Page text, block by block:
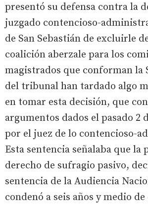
presentó su defensa contra la
juzgado contencioso-
de San Sebastián de excluirle
coalición aberzale para los
magistrados que conforman la
del tribunal han tardado algo
en tomar esta decisión, que
argumentos dados el pasado 2
por el juez de lo contencioso-
Esta sentencia señalaba que la
derecho de sufragio pasivo,
sentencia de la Audiencia
condenó a seis años y medio